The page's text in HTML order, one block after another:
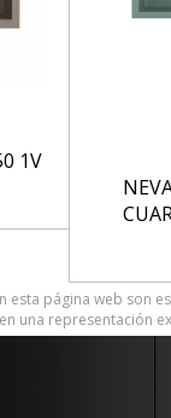
1V
esta página web son
una representación